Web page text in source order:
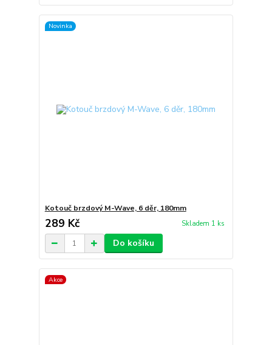
Novinka
Kotouč brzdový M-Wave, 6 děr, 180mm
289 Kč Skladem 1 ks
Do košíku
Akce